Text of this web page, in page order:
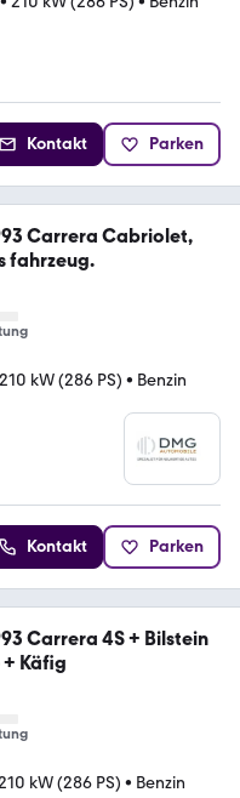
Kontakt Parken
Carrera Cabriolet,
fahrzeug.
210 kW (286 PS) • Benzin
Kontakt Parken
Carrera 4S + Bilstein
+ Käfig
kW (286 PS) • Benzin